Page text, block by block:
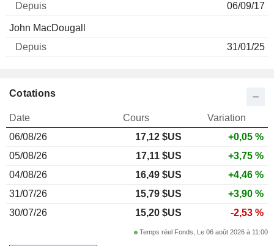
06/09/17
John MacDougall
31/01/25
Cotations
Date Cours
Variation
06/08/26
17,12 $US
+0,05 %
05/08/26
17,11 $US
+3,75 %
04/08/26
16,49 $US
+4,46 %
31/07/26
15,79 $US
+3,90 %
30/07/26
15,20 $US -2,53 %
Temps réel Fonds, Le 06 août 2026 à 11:00